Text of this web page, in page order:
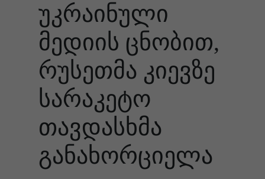
უკრაინული
მედიის ცნობით,
რუსეთმა კიევზე
სარაკეტო
თავდასხმა
განახორციელა